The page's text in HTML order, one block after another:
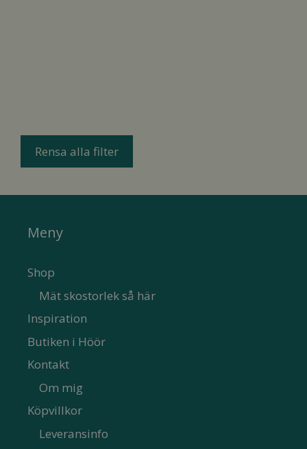
Rensa alla filter
Meny
Shop
Mät skostorlek så här
Inspiration
Butiken i Höör
Kontakt
Om mig
Köpvillkor
Leveransinfo